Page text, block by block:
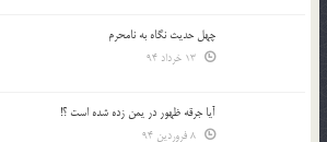
چهل حدیث نگاه به نامحرم
آیا جرقه ظهور در یمن زده شده است ؟!